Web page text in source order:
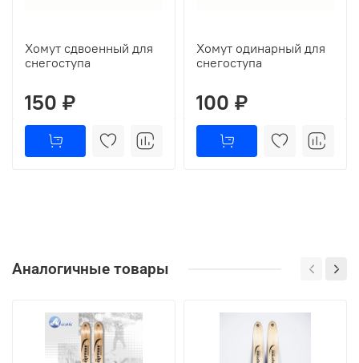
Хомут сдвоенный для
снегоступа
150 ₽
Хомут одинарный для
снегоступа
100 ₽
Аналогичные товары